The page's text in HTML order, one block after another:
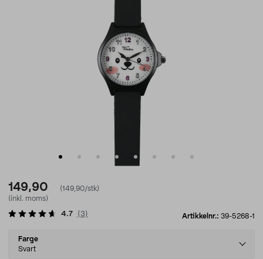
149,90
(149,90/stk)
(inkl. moms)
Artikkelnr.: 39-5268-1
4.7 (3)
Select
variant
Farge
Svart